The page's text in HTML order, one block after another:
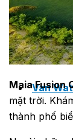
BƠM
Van
Maia Fusion
mặt trời.
thành phố